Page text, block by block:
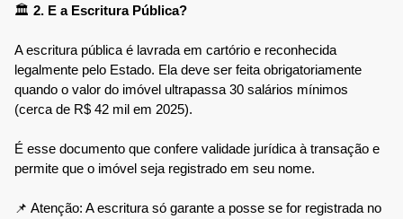
🏛 2. E a Escritura Pública?
A escritura pública é lavrada em cartório e reconhecida
legalmente pelo Estado. Ela deve ser feita obrigatoriamente
quando o valor do imóvel ultrapassa 30 salários mínimos
(cerca de R$ 42 mil em 2025).
É esse documento que confere validade jurídica à transação e
permite que o imóvel seja registrado em seu nome.
📌 Atenção: A escritura só garante a posse se for registrada no